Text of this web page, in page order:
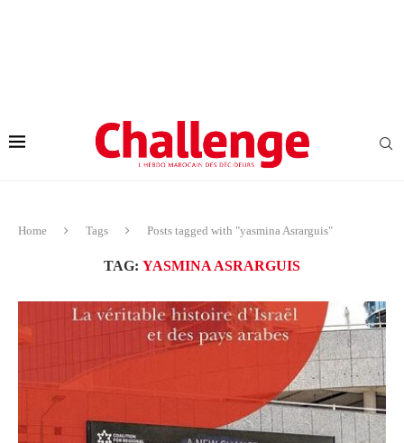
Home Tags Posts tagged with "yasmina Asrarguis"
TAG: YASMINA ASRARGUIS